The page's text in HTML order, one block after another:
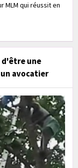
MLM qui réussit en
d'être une
avocatier